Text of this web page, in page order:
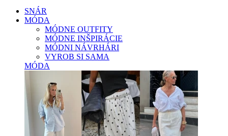
SNÁR
MÓDA
MÓDNE OUTFITY
MÓDNE INŠPIRÁCIE
MÓDNI NÁVRHÁRI
VYROB SI SAMA
MÓDA